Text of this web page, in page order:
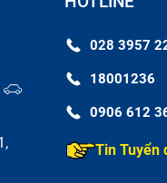
hãng cho điện thoại
tham khảo. Đây là
nhanh chóng mà giá
quý khách có thể
028 3957
18001236
0906 612
Tin Tuyển